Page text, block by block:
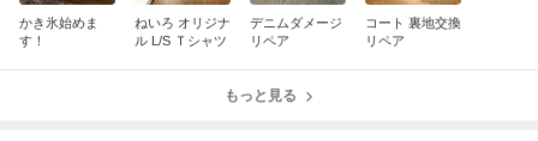
かき氷始めま
す！
ねいろ オリジナ
ル L/S Ｔシャツ
デニムダメージ
リペア
コート 裏地交換
リペア
もっと見る